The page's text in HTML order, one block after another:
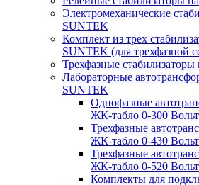
Электромеханические
SUNTEK
Комплект из трех
SUNTEK (для трехфазной
Трехфазные
Лабораторные
SUNTEK
Однофазные
ЖК-табло 0-300 Вольт
Трехфазные
ЖК-табло 0-430 Вольт
Трехфазные
ЖК-табло 0-520 Вольт
Комплекты для